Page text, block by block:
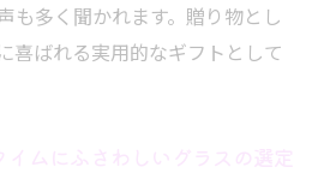
も多く聞かれます。贈り物とし
喜ばれる実用的なギフトとして